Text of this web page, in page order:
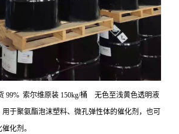
99% 索尔维原装 150kg/桶 无色至浅黄色透明液
于聚氨酯泡沫塑料、微孔弹性体的催化剂，也可
化剂。